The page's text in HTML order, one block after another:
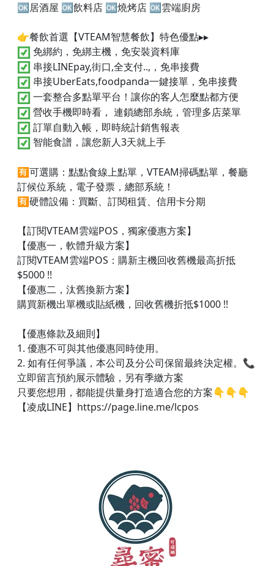
🆗居酒屋 🆗飲料店 🆗燒烤店 🆗雲端廚房
👉餐飲首選【VTEAM智慧餐飲】特色優點▸▸
免綁約，免綁主機，免安裝資料庫
串接LINEpay,街口,全支付..,，免串接費
串接UberEats,foodpanda一鍵接單，免串接費
一套整合多點單平台！讓你的客人怎麼點都方便
營收手機即時看， 連鎖總部糸統，管理多店菜單
訂單自動入帳，即時統計銷售報表
智能食譜，讓您新人3天就上手
🈶可選購：點點食線上點單，VTEAM掃碼點單，餐廳
訂候位系統，電子發票，總部系統！
🈶硬體設備：買斷、訂閱租賃、信用卡分期
【訂閱VTEAM雲端POS，獨家優惠方案】
【優惠一，軟體升級方案】
訂閱VTEAM雲端POS：購新主機回收舊機最高折抵
$5000 !!
【優惠二，汰舊換新方案】
購買新機出單機或貼紙機，回收舊機折抵$1000 !!
【優惠條款及細則】
1. 優惠不可與其他優惠同時使用。
2. 如有任何爭議，本公司及分公司保留最終決定權。📞
立即留言預約展示體驗，另有季繳方案
只要您想用，都能提供量身打造適合您的方案👇👇👇​
【凌成LINE】https://page.line.me/lcpos